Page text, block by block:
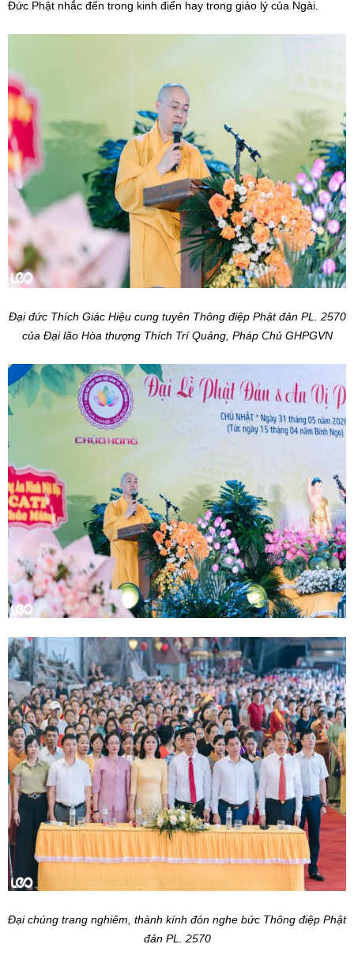
Đức Phật nhắc đến trong kinh điển hay trong giáo lý của Ngài.
Đại đức Thích Giác Hiệu cung tuyên Thông điệp Phật đản PL. 2570
của Đại lão Hòa thượng Thích Trí Quảng, Pháp Chủ GHPGVN
Đại chúng trang nghiêm, thành kính đón nghe bức Thông điệp Phật
đản PL. 2570